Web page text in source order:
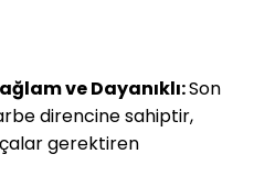
ve Dayanıklı:Son
direncine sahiptir,
gerektiren